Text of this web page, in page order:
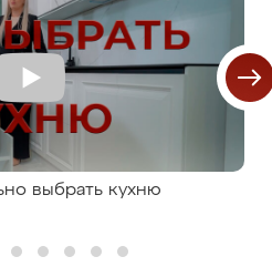
выбрать кухню